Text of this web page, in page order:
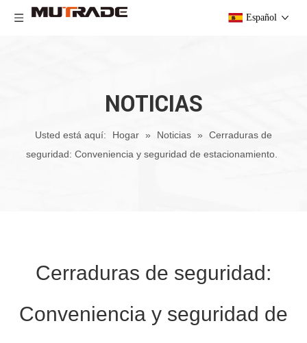
Español
NOTICIAS
Usted está aquí: Hogar » Noticias » Cerraduras de
seguridad: Conveniencia y seguridad de estacionamiento.
Cerraduras de seguridad:
Conveniencia y seguridad de